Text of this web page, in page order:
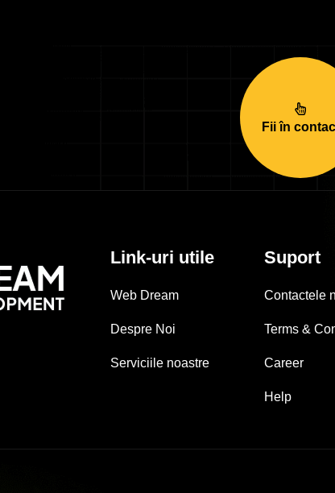
Fii în
Link-uri utile
Web Dream
Despre Noi
Serviciile noastre
Suport
Contactele
Terms &
Career
Help